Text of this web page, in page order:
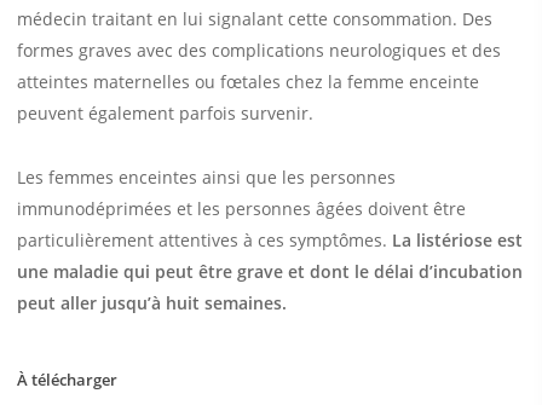
médecin traitant en lui signalant cette consommation. Des
formes graves avec des complications neurologiques et des
atteintes maternelles ou fœtales chez la femme enceinte
peuvent également parfois survenir.
Les femmes enceintes ainsi que les personnes
immunodéprimées et les personnes âgées doivent être
particulièrement attentives à ces symptômes. La listériose est
une maladie qui peut être grave et dont le délai d’incubation
peut aller jusqu’à huit semaines.
À télécharger